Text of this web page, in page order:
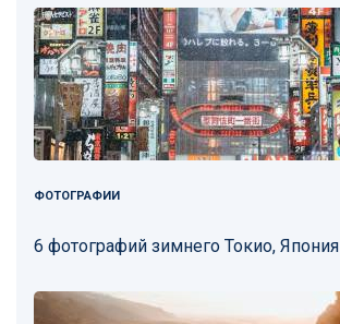
ФОТОГРАФИИ
6 фотографий зимнего Токио, Япония